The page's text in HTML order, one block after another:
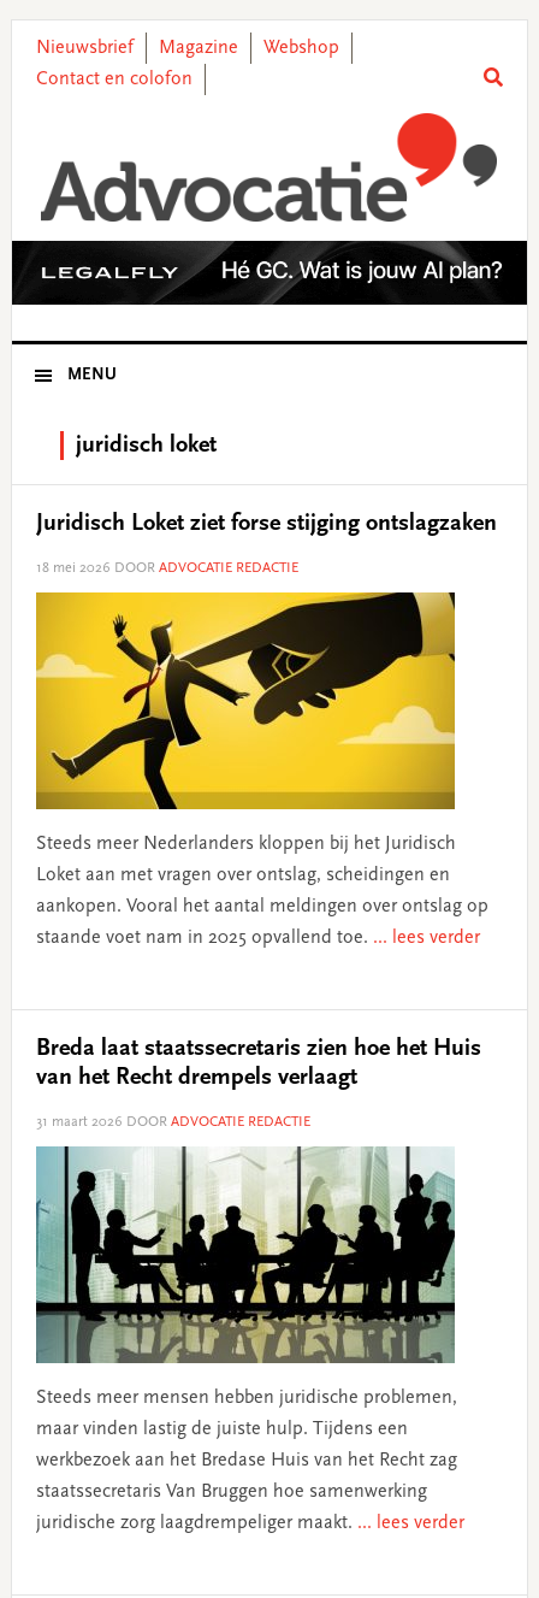
primary
main
primary
footer
Nieuwsbrief Magazine
Webshop
Contact en colofon
MENU
juridisch loket
Juridisch Loket ziet forse stijging ontslagzaken
18 mei 2026 DOOR ADVOCATIE REDACTIE
Steeds meer Nederlanders kloppen bij het Juridisch
Loket aan met vragen over ontslag, scheidingen en
aankopen. Vooral het aantal meldingen over ontslag op
staande voet nam in 2025 opvallend toe. ... lees verder
Breda laat staatssecretaris zien hoe het Huis
van het Recht drempels verlaagt
31 maart 2026 DOOR ADVOCATIE REDACTIE
Steeds meer mensen hebben juridische problemen,
maar vinden lastig de juiste hulp. Tijdens een
werkbezoek aan het Bredase Huis van het Recht zag
staatssecretaris Van Bruggen hoe samenwerking
juridische zorg laagdrempeliger maakt. ... lees verder